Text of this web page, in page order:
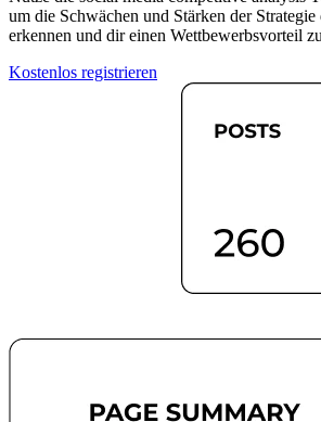
um die Schwächen und Stärken der
erkennen und dir einen Wettbewerbsvorteil
Kostenlos registrieren